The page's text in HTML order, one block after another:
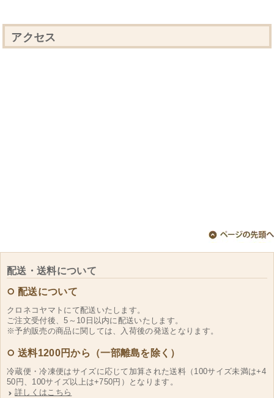
アクセス
配送・送料について
配送について
クロネコヤマトにて配送いたします。
ご注文受付後、5～10日以内に配送いたします。
※予約販売の商品に関しては、入荷後の発送となります。
送料1200円から（一部離島を除く）
冷蔵便・冷凍便はサイズに応じて加算された送料（100サイズ未満は+4
50円、100サイズ以上は+750円）となります。
詳しくはこちら